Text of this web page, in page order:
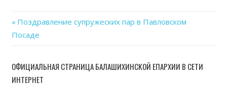
Навигация
записям
Previous
Post:
Поздравление супружеских пар в Павловском
Посаде
ОФИЦИАЛЬНАЯ СТРАНИЦА БАЛАШИХИНСКОЙ ЕПАРХИИ В СЕТИ
ИНТЕРНЕТ